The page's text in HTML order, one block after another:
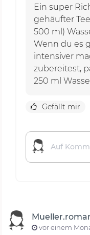
Ein super
gehäufter
500 ml)
Wenn du es
intensiver
zubereitest,
250 ml
Gefällt mir
vor einem